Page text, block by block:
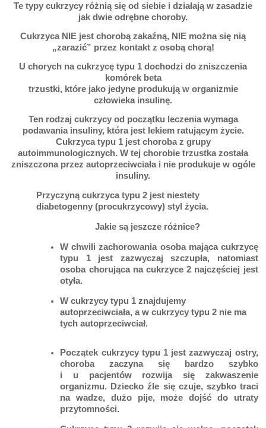
Te typy cukrzycy różnią się od siebie i działają w zasadzie
jak dwie odrębne choroby.
Cukrzyca NIE jest chorobą zakaźną, NIE można się nią
„zarazić” przez kontakt z osobą chorą!
U chorych na cukrzycę typu 1 dochodzi do zniszczenia
komórek beta
trzustki, które jako jedyne produkują w organizmie
człowieka insulinę.
Ten rodzaj cukrzycy od początku leczenia wymaga
podawania insuliny, która jest lekiem ratującym życie.
Cukrzyca typu 1 jest choroba z grupy
autoimmunologicznych. W tej chorobie trzustka została
zniszczona przez autoprzeciwciała i nie produkuje w ogóle
insuliny.
Przyczyną cukrzyca typu 2 jest niestety
diabetogenny (procukrzycowy) styl życia.
Jakie są jeszcze różnice?
W chwili zachorowania osoba mająca cukrzycę
typu 1 jest zazwyczaj szczupła, natomiast
osoba chorująca na cukrzyce 2 najczęściej jest
otyła.
W cukrzycy typu 1 znajdujemy
autoprzeciwciała, a w cukrzycy typu 2 nie ma
tych autoprzeciwciał.
Początek cukrzycy typu 1 jest zazwyczaj ostry,
choroba zaczyna się bardzo szybko
i u pacjentów rozwija się zakwaszenie
organizmu. Dziecko źle się czuje, szybko traci
na wadze, dużo pije, może dojść do utraty
przytomności.